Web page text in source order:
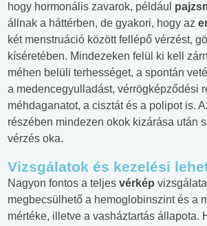
hogy hormonális zavarok, például
állnak a háttérben, de gyakori, hogy az
két menstruáció között fellépő vérzést,
kíséretében. Mindezeken felül ki kell
méhen belüli terhességet, a spontán
a medencegyulladást, vérrögképződési
méhdaganatot, a cisztát és a polipot is.
részében mindezen okok kizárása után
vérzés oka.
Vizsgálatok és kezelési
Nagyon fontos a teljes vérkép
megbecsülhető a hemoglobinszint és a
mértéke, illetve a vasháztartás állapota.